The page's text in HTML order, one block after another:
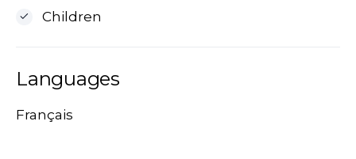
Children
Languages
Français